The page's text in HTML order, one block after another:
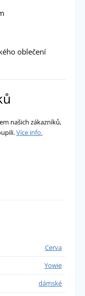
oblečení
našich zákazníků,
Více info.
Cerva
Yowie
dámské